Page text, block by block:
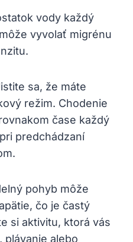
vody každý
vyvolať migrénu⁢
sa, že máte
​režim. Chodenie
čase každý
predchádzaní
pohyb môže
čo ⁤je častý
si aktivitu,​ ktorá⁤ vás
plávanie⁣ alebo